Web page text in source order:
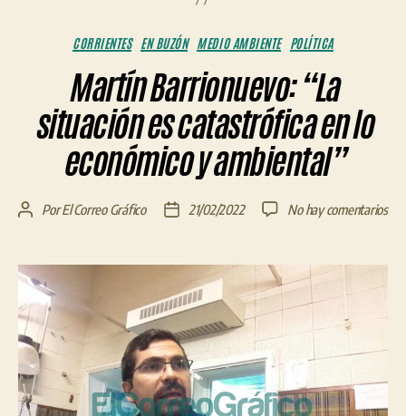
Categorías
CORRIENTES EN BUZÓN MEDIO AMBIENTE POLÍTICA
Martín Barrionuevo: “La
situación es catastrófica en lo
económico y ambiental”
Autor
entrada
PorEl Correo Gráfico
Fecha
entrada
21/02/2022 No hay comentariosen
“La
en
y